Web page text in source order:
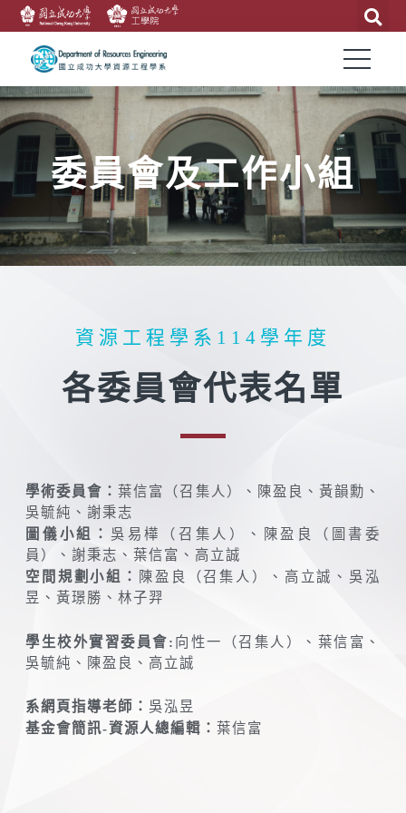
委員會及工作小組
資源工程學系114學年度
各委員會代表名單
學術委員會：葉信富（召集人）、陳盈良、黃韻勳、
吳毓純、謝秉志
圖儀小組：
吳易樺（召集人）、陳盈良（圖書委
員）、謝秉志、葉信富、高立誠
空間規劃小組：
陳盈良（召集人）、高立誠、吳泓
昱、黃璟勝、林子羿
學生校外實習委員會: 向性一（召集人）、葉信富、
吳毓純、陳盈良、高立誠
系網頁指導老師： 吳泓昱
基金會簡訊-資源人總編輯： 葉信富